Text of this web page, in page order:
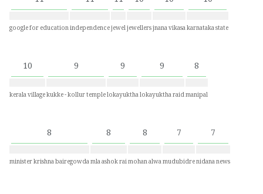
google for educationindependencejeweljewellersjnana vikasakarnataka state
10
kerala village
9
kukke - kollur temple
9
lokayuktha
9
lokayuktha raid
8
manipal
8
minister krishna bairegowda
8
mla ashok rai
8
mohan alwa
7
mudubidre
7
nidana news